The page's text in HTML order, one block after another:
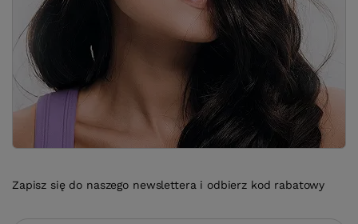
Zapisz się do naszego newslettera i odbierz kod rabatowy
Twoje imię